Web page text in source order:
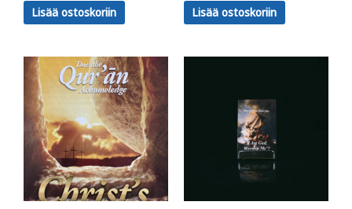
Lisää ostoskoriin Lisää ostoskoriin